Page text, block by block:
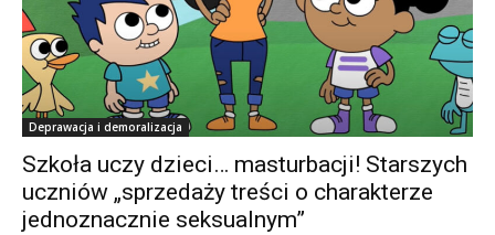
Deprawacja i demoralizacja
Szkoła uczy dzieci… masturbacji! Starszych
uczniów „sprzedaży treści o charakterze
jednoznacznie seksualnym”